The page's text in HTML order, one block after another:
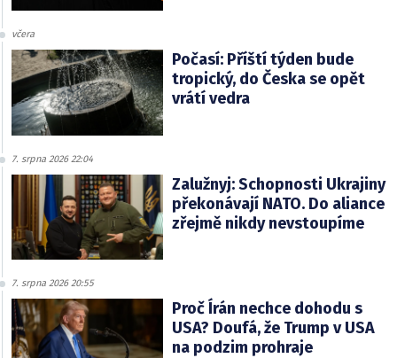
včera
Počasí: Příští týden bude
tropický, do Česka se opět
vrátí vedra
7. srpna 2026 22:04
Zalužnyj: Schopnosti Ukrajiny
překonávají NATO. Do aliance
zřejmě nikdy nevstoupíme
7. srpna 2026 20:55
Proč Írán nechce dohodu s
USA? Doufá, že Trump v USA
na podzim prohraje